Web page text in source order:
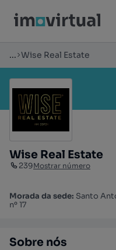
... Wise Real Estate
Wise Real Estate
239Mostrar número
Morada da sede: Santo
nº 17
Sobre nós